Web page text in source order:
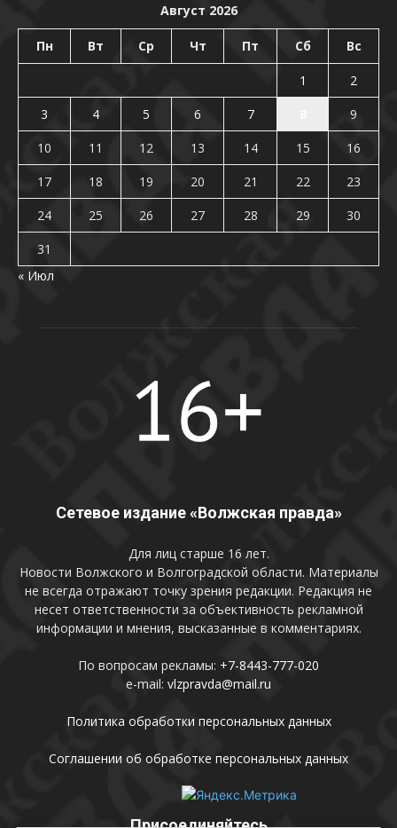
Август 2026
Пн Вт Ср Чт Пт Сб Вс
1
2
3
4 5 6 7
9
10
11 12 13 14 15
16
17
18 19 20 21 22
23
24
25 26 27 28 29
30
31
« Июл
Сетевое издание «Волжская правда»
Для лиц старше 16 лет.
Новости Волжского и Волгоградской области. Материалы
не всегда отражают точку зрения редакции. Редакция не
несет ответственности за объективность рекламной
информации и мнения, высказанные в комментариях.
По вопросам рекламы: +7-8443-777-020
e-mail: vlzpravda@mail.ru
Политика обработки персональных данных
Соглашении об обработке персональных данных